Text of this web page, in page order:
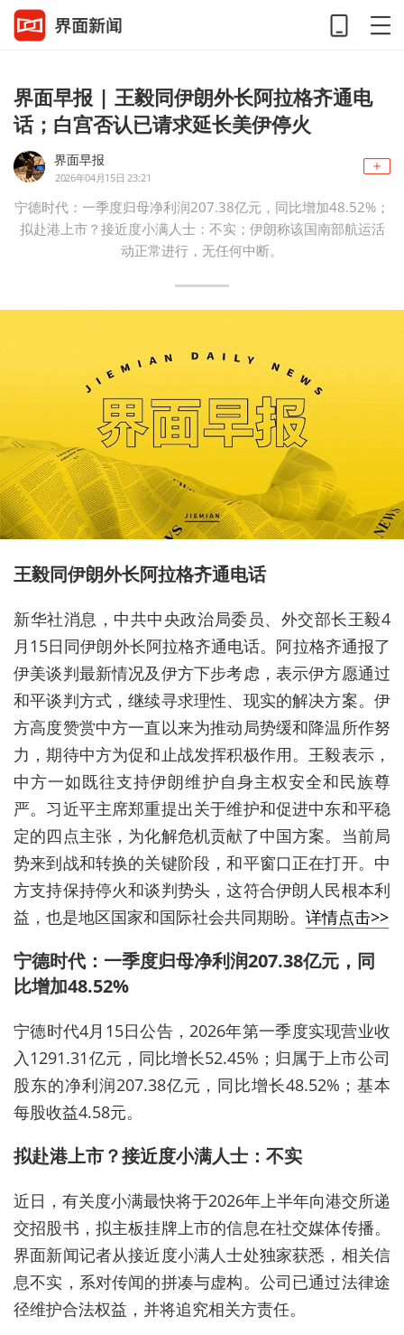
界面早报 | 王毅同伊朗外长阿拉格齐通电
话；白宫否认已请求延长美伊停火
界面早报
2026年04月15日 23:21
宁德时代：一季度归母净利润207.38亿元，同比增加48.52%；
拟赴港上市？接近度小满人士：不实；伊朗称该国南部航运活
动正常进行，无任何中断。
王毅同伊朗外长阿拉格齐通电话
新华社消息，中共中央政治局委员、外交部长王毅4
月15日同伊朗外长阿拉格齐通电话。阿拉格齐通报了
伊美谈判最新情况及伊方下步考虑，表示伊方愿通过
和平谈判方式，继续寻求理性、现实的解决方案。伊
方高度赞赏中方一直以来为推动局势缓和降温所作努
力，期待中方为促和止战发挥积极作用。王毅表示，
中方一如既往支持伊朗维护自身主权安全和民族尊
严。 习近平主席郑重提出关于维护和促进中东和平稳
定的四点主张，为化解危机贡献了中国方案。当前局
势来到战和转换的关键阶段，和平窗口正在打开。中
方支持保持停火和谈判势头，这符合伊朗人民根本利
益，也是地区国家和国际社会共同期盼。 详情点击>>
宁德时代：一季度归母净利润207.38亿元，同
比增加48.52%
宁德时代4月15日公告，2026年第一季度实现营业收
入1291.31亿元，同比增长52.45%；归属于上市公司
股东的净利润207.38亿元，同比增长48.52%；基本
每股收益4.58元。
拟赴港上市？接近度小满人士：不实
近日，有关度小满最快将于2026年上半年向港交所递
交招股书，拟主板挂牌上市的信息在社交媒体传播。
界面新闻记者从接近度小满人士处独家获悉，相关信
息不实，系对传闻的拼凑与虚构。公司已通过法律途
径维护合法权益，并将追究相关方责任。